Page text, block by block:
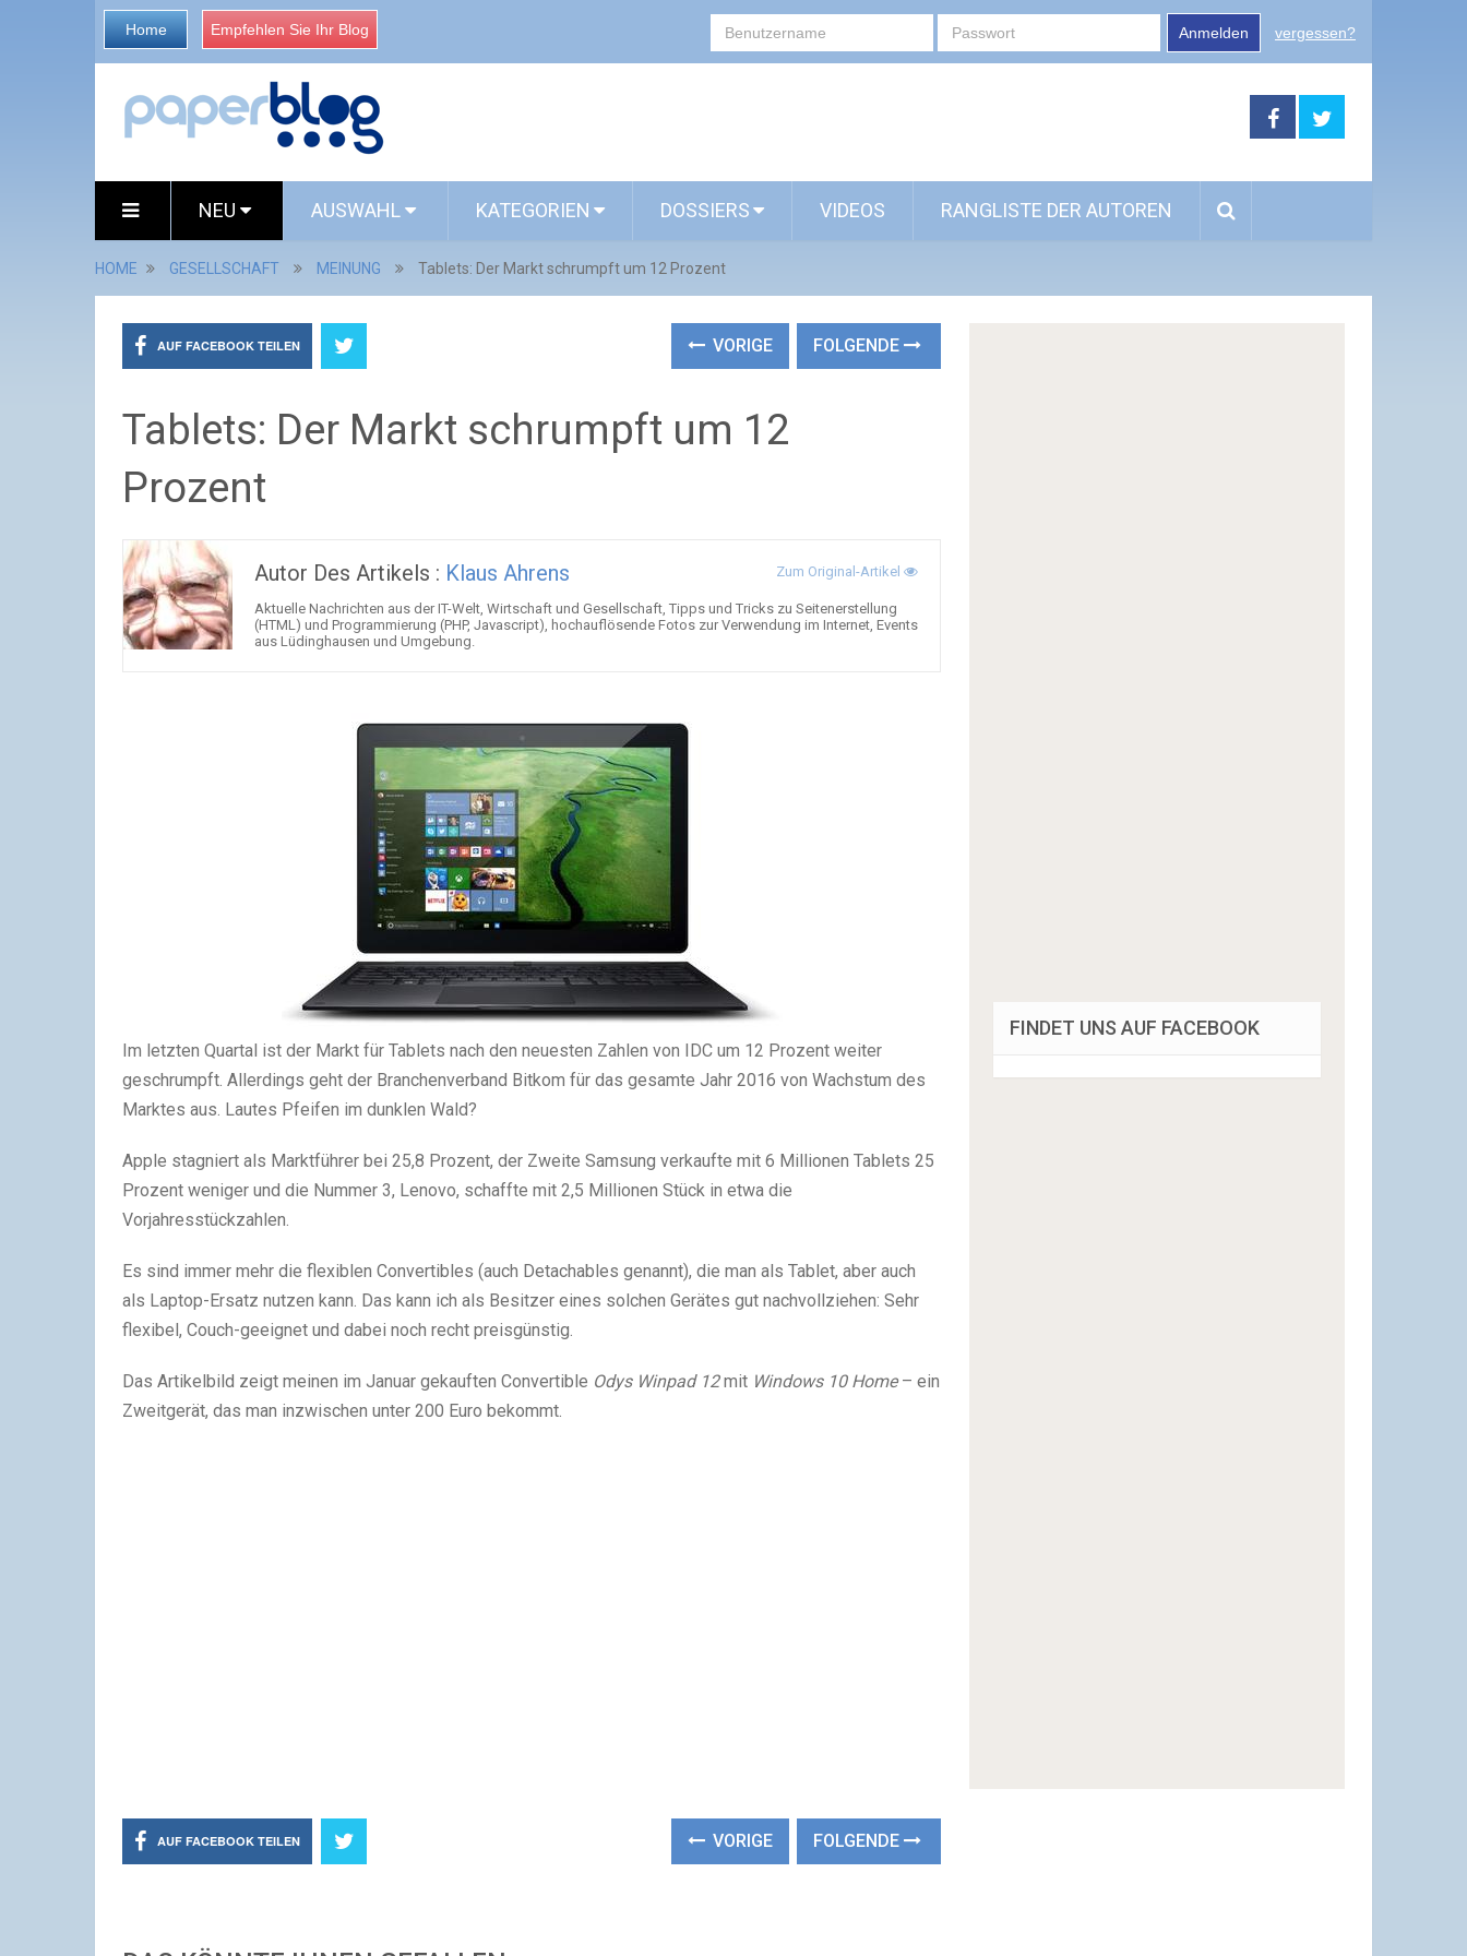
Home Empfehlen Sie Ihr Blog Anmelden vergessen?
NEU AUSWAHL KATEGORIEN DOSSIERS VIDEOS RANGLISTE DER AUTOREN
HOME GESELLSCHAFT MEINUNG Tablets: Der Markt schrumpft um 12 Prozent
AUF FACEBOOK TEILEN VORIGE FOLGENDE
Tablets: Der Markt schrumpft um 12
Prozent
Autor Des Artikels : Klaus Ahrens Zum Original-Artikel
Aktuelle Nachrichten aus der IT-Welt, Wirtschaft und Gesellschaft, Tipps und Tricks zu Seitenerstellung
(HTML) und Programmierung (PHP, Javascript), hochauflösende Fotos zur Verwendung im Internet, Events
aus Lüdinghausen und Umgebung.
Im letzten Quartal ist der Markt für Tablets nach den neuesten Zahlen von IDC um 12 Prozent weiter
geschrumpft. Allerdings geht der Branchenverband Bitkom für das gesamte Jahr 2016 von Wachstum des
Marktes aus. Lautes Pfeifen im dunklen Wald?
Apple stagniert als Marktführer bei 25,8 Prozent, der Zweite Samsung verkaufte mit 6 Millionen Tablets 25
Prozent weniger und die Nummer 3, Lenovo, schaffte mit 2,5 Millionen Stück in etwa die
Vorjahresstückzahlen.
Es sind immer mehr die flexiblen Convertibles (auch Detachables genannt), die man als Tablet, aber auch
als Laptop-Ersatz nutzen kann. Das kann ich als Besitzer eines solchen Gerätes gut nachvollziehen: Sehr
flexibel, Couch-geeignet und dabei noch recht preisgünstig.
Das Artikelbild zeigt meinen im Januar gekauften Convertible Odys Winpad 12mit Windows 10 Home– ein
Zweitgerät, das man inzwischen unter 200 Euro bekommt.
AUF FACEBOOK TEILEN VORIGE FOLGENDE
FINDET UNS AUF FACEBOOK